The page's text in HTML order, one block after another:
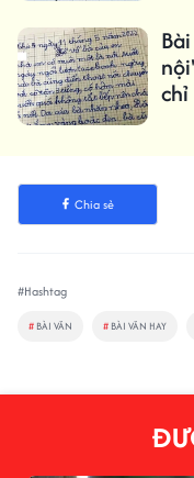
Chia sẻ
#Hashtag
# BÀI VĂN # BÀI VĂN HAY